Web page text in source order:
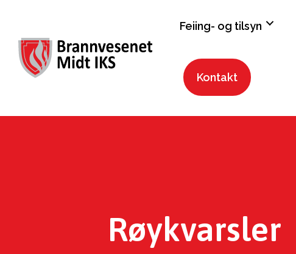
Feiing- og tilsyn
Kontakt
Røykvarsler